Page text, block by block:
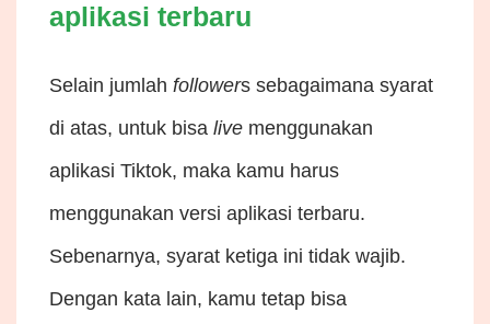
aplikasi terbaru
Selain jumlah followers sebagaimana syarat
di atas, untuk bisa live menggunakan
aplikasi Tiktok, maka kamu harus
menggunakan versi aplikasi terbaru.
Sebenarnya, syarat ketiga ini tidak wajib.
Dengan kata lain, kamu tetap bisa